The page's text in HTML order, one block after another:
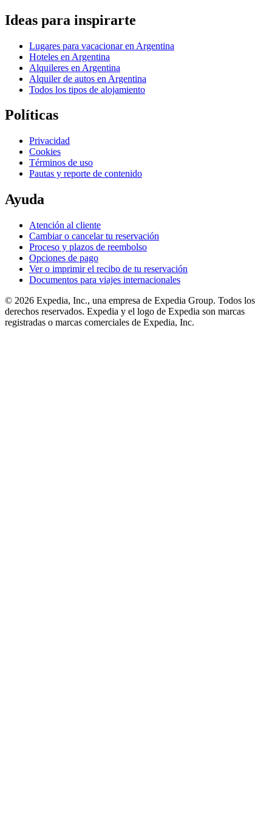
Ideas para inspirarte
Lugares para vacacionar en Argentina
Hoteles en Argentina
Alquileres en Argentina
Alquiler de autos en Argentina
Todos los tipos de alojamiento
Políticas
Privacidad
Cookies
Términos de uso
Pautas y reporte de contenido
Ayuda
Atención al cliente
Cambiar o cancelar tu reservación
Proceso y plazos de reembolso
Opciones de pago
Ver o imprimir el recibo de tu reservación
Documentos para viajes internacionales
© 2026 Expedia, Inc., una empresa de Expedia Group. Todos los
derechos reservados. Expedia y el logo de Expedia son marcas
registradas o marcas comerciales de Expedia, Inc.